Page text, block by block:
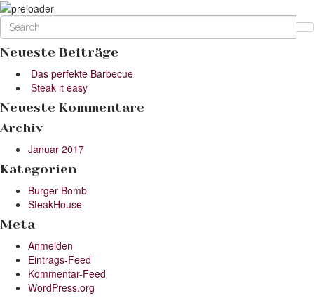
Neueste Beiträge
Das perfekte Barbecue
Steak it easy
Neueste Kommentare
Archiv
Januar 2017
Kategorien
Burger Bomb
SteakHouse
Meta
Anmelden
Eintrags-Feed
Kommentar-Feed
WordPress.org